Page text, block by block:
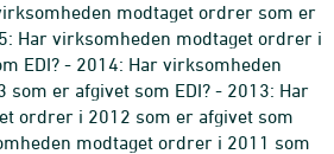
modtaget ordrer som er
Har virksomheden modtaget ordrer i
EDI? - 2014: Har virksomheden
er afgivet som EDI? - 2013: Har
ordrer i 2012 som er afgivet som
modtaget ordrer i 2011 som